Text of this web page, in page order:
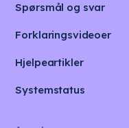
Spørsmål og svar
Forklaringsvideoer
Hjelpeartikler
Systemstatus